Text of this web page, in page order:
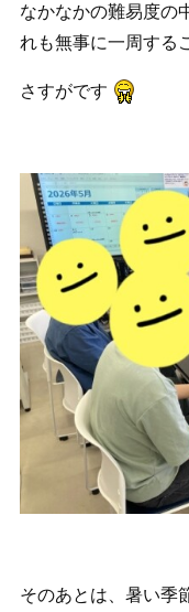
なかなかの難易度の
れも無事に一周する
さすがです
そのあとは、暑い季